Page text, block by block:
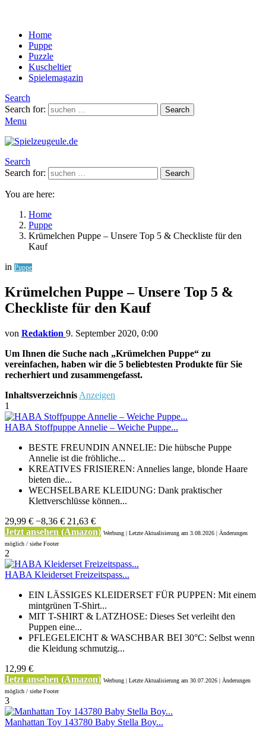
Home
Puppe
Puzzle
Kuscheltier
Spielemagazin
Search
Search for:
Search
Menu
Search
Search for:
Search
You are here:
Home
Puppe
Krümelchen Puppe – Unsere Top 5 & Checkliste für den
Kauf
in Puppe
Krümelchen Puppe – Unsere Top 5 &
Checkliste für den Kauf
von Redaktion 9. September 2020, 0:00
Um Ihnen die Suche nach „Krümelchen Puppe“ zu
vereinfachen, haben wir die 5 beliebtesten Produkte für Sie
recherhiert und zusammengefasst.
Inhaltsverzeichnis Anzeigen
1
HABA Stoffpuppe Annelie – Weiche Puppe...
BESTE FREUNDIN ANNELIE: Die hübsche Puppe
Annelie ist die fröhliche...
KREATIVES FRISIEREN: Annelies lange, blonde Haare
bieten die...
WECHSELBARE KLEIDUNG: Dank praktischer
Klettverschlüsse können...
29,99 € −8,36 € 21,63 €
Jetzt ansehen (Amazon) Werbung | Letzte Aktualisierung am 3.08.2026 | Änderungen
möglich / siehe Footer
2
HABA Kleiderset Freizeitspass...
EIN LÄSSIGES KLEIDERSET FÜR PUPPEN: Mit einem
mintgrünen T-Shirt...
MIT T-SHIRT & LATZHOSE: Dieses Set verleiht den
Puppen eine...
PFLEGELEICHT & WASCHBAR BEI 30°C: Selbst wenn
die Kleidung schmutzig...
12,99 €
Jetzt ansehen (Amazon) Werbung | Letzte Aktualisierung am 30.07.2026 | Änderungen
möglich / siehe Footer
3
Manhattan Toy 143780 Baby Stella Boy...